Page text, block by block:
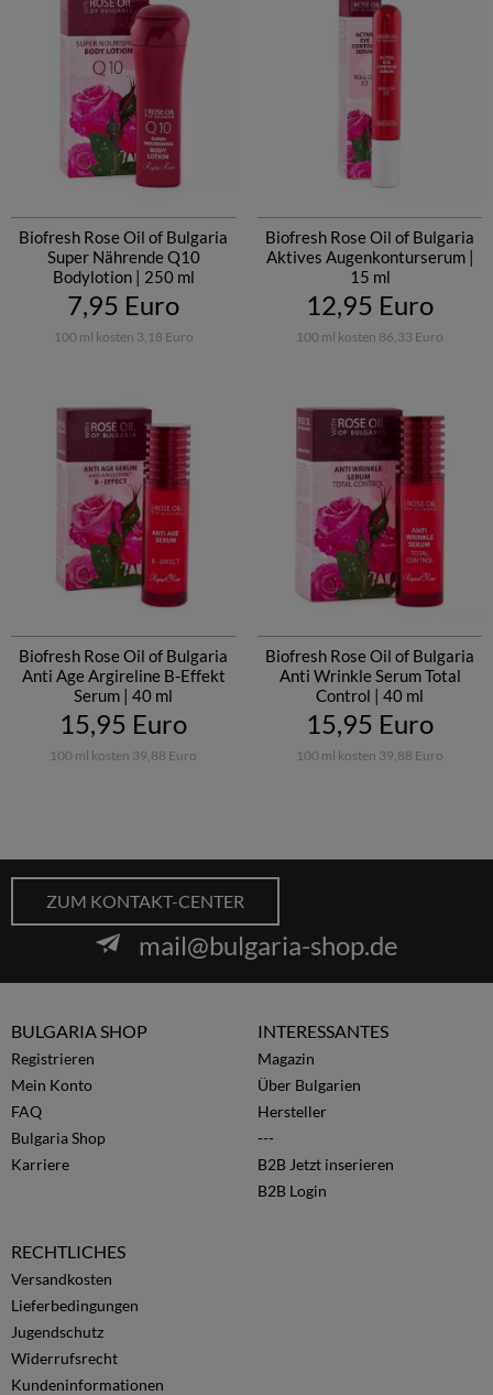
Biofresh Rose Oil of Bulgaria
Super Nährende Q10
Bodylotion | 250 ml
7,95 Euro
100 ml kosten 3,18 Euro
Biofresh Rose Oil of Bulgaria
Aktives Augenkonturserum |
15 ml
12,95 Euro
100 ml kosten 86,33 Euro
Biofresh Rose Oil of Bulgaria
Anti Age Argireline B-Effekt
Serum | 40 ml
15,95 Euro
100 ml kosten 39,88 Euro
Biofresh Rose Oil of Bulgaria
Anti Wrinkle Serum Total
Control | 40 ml
15,95 Euro
100 ml kosten 39,88 Euro
ZUM KONTAKT-CENTER
mail@bulgaria-shop.de
BULGARIA SHOP
Registrieren
Mein Konto
FAQ
Bulgaria Shop
Karriere
INTERESSANTES
Magazin
Über Bulgarien
Hersteller
---
B2B Jetzt inserieren
B2B Login
RECHTLICHES
Versandkosten
Lieferbedingungen
Jugendschutz
Widerrufsrecht
Kundeninformationen